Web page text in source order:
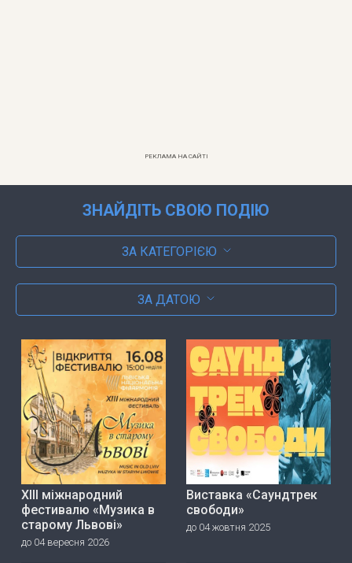
РЕКЛАМА НА САЙТІ
ЗНАЙДІТЬ СВОЮ ПОДІЮ
ЗА КАТЕГОРІЄЮ
ЗА ДАТОЮ
ХІІІ міжнародний
фестивалю «Музика в
старому Львові»
до 04 вересня 2026
Виставка «Саундтрек
свободи»
до 04 жовтня 2025